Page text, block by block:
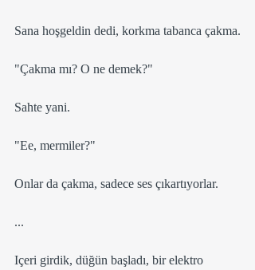
Sana hoşgeldin dedi, korkma tabanca çakma.
"Çakma mı? O ne demek?"
Sahte yani.
"Ee, mermiler?"
Onlar da çakma, sadece ses çıkartıyorlar.
...
Içeri girdik, düğün başladı, bir elektro